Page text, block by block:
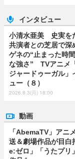
インタビュー
小清水亜美 史実を
共演者との芝居で深
ゲネの“止まった時
な強さ” TVアニメ
ジャードゥーガル」
ュー（８）
2026.8.3(月) 18:00
動画
「AbemaTV」アニ
送＆劇場作品が目白
e:ゼロ」「うたプリ